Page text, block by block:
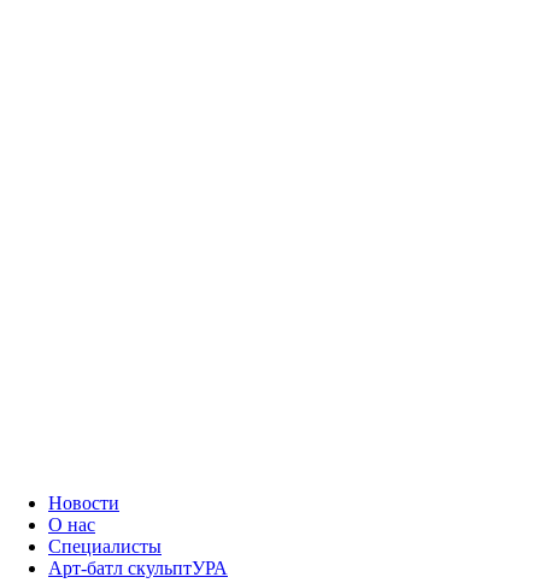
Новости
О нас
Специалисты
Арт-батл скульптУРА